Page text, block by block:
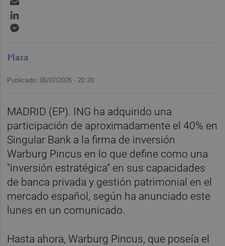
Plaza
Publicado: 06/07/2026 · 20:20
MADRID (EP). ING ha adquirido una
participación de aproximadamente el 40% en
Singular Bank a la firma de inversión
Warburg Pincus en lo que define como una
"inversión estratégica" en sus capacidades
de banca privada y gestión patrimonial en el
mercado español, según ha anunciado este
lunes en un comunicado.
Hasta ahora, Warburg Pincus, que poseía el